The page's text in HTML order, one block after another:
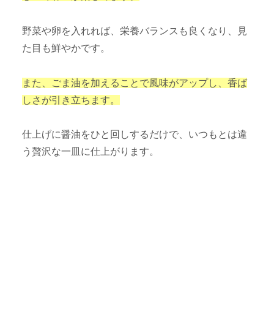
野菜や卵を入れれば、栄養バランスも良くなり、見
た目も鮮やかです。
また、ごま油を加えることで風味がアップし、香ば
しさが引き立ちます。
仕上げに醤油をひと回しするだけで、いつもとは違
う贅沢な一皿に仕上がります。